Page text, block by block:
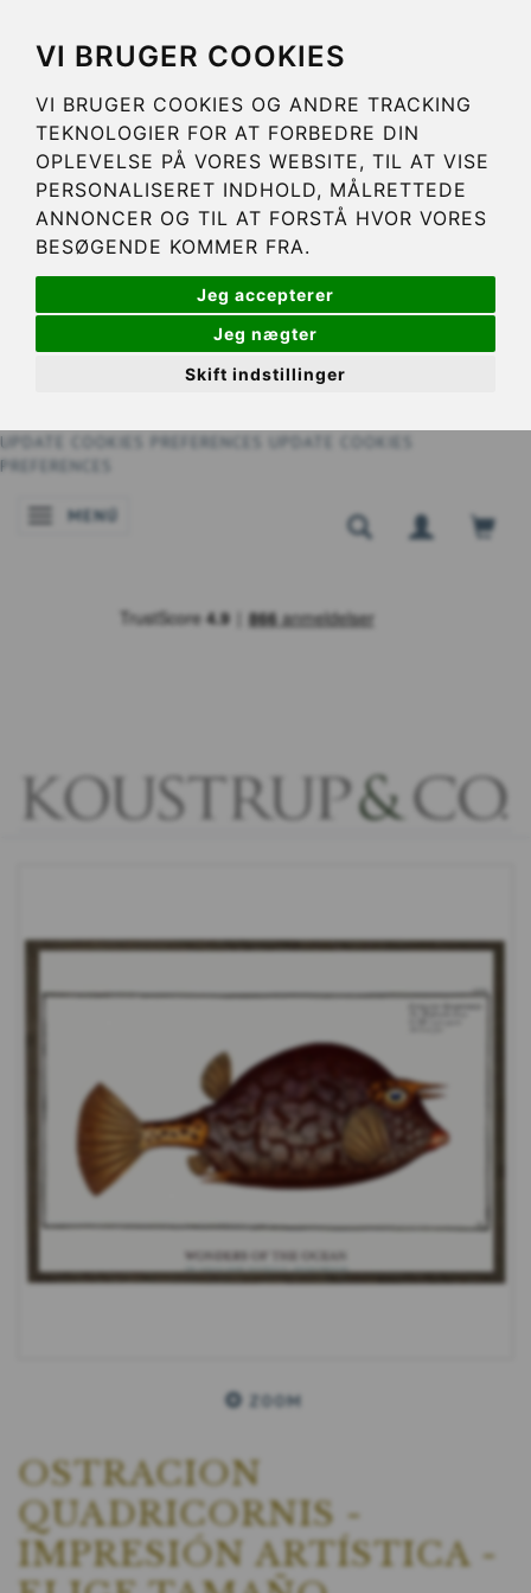
VI BRUGER COOKIES
VI BRUGER COOKIES OG ANDRE TRACKING
TEKNOLOGIER FOR AT FORBEDRE DIN
OPLEVELSE PÅ VORES WEBSITE, TIL AT VISE
PERSONALISERET INDHOLD, MÅLRETTEDE
ANNONCER OG TIL AT FORSTÅ HVOR VORES
BESØGENDE KOMMER FRA.
Jeg accepterer
Jeg nægter
Skift indstillinger
UPDATE COOKIES PREFERENCES
UPDATE COOKIES
PREFERENCES
NAVEGACIÓN DE PALANCA
MENÚ
ZOOM
OSTRACION
QUADRICORNIS -
IMPRESIÓN ARTÍSTICA -